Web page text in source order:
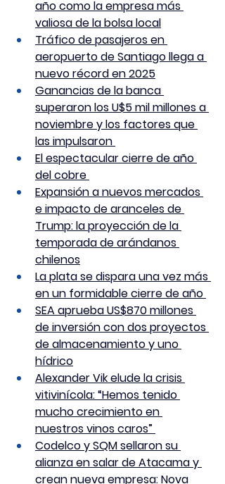
año como la empresa más
valiosa de la bolsa local
Tráfico de pasajeros en
aeropuerto de Santiago llega a
nuevo récord en 2025
Ganancias de la banca
superaron los U$5 mil millones a
noviembre y los factores que
las impulsaron
El espectacular cierre de año
del cobre
Expansión a nuevos mercados
e impacto de aranceles de
Trump: la proyección de la
temporada de arándanos
chilenos
La plata se dispara una vez más
en un formidable cierre de año
SEA aprueba US$870 millones
de inversión con dos proyectos
de almacenamiento y uno
hídrico
Alexander Vik elude la crisis
vitivinícola: “Hemos tenido
mucho crecimiento en
nuestros vinos caros”
Codelco y SQM sellaron su
alianza en salar de Atacama y
crean nueva empresa: Nova